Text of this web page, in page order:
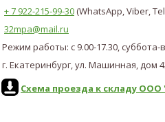
+ 7 922-215-99-30 (WhatsApp, Viber,
32mpa@mail.ru
Режим работы: с 9.00-17.30,
г. Екатеринбург, ул. Машинная, дом
Схема проезда к складу